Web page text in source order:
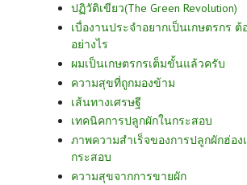
ปฏิวัติเขียว(The Green Revolution)
เบื่องานประจำอยากเป็นเกษตรกร ต้
อย่างไร
ผมเป็นเกษตรกรเต็มขั้นแล้วครับ
ความสุขที่ถูกมองข้าม
เส้นทางเศรษฐี
เทคนิคการปลูกผักในกระสอบ
ภาพความสำเร็จของการปลูกผักฮ่อง
กระสอบ
ความสุขจากการขายผัก